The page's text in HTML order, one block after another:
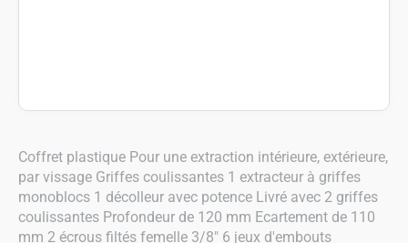
Coffret plastique Pour une extraction intérieure, extérieure,
par vissage Griffes coulissantes 1 extracteur à griffes
monoblocs 1 décolleur avec potence Livré avec 2 griffes
coulissantes Profondeur de 120 mm Ecartement de 110
mm 2 écrous filtés femelle 3/8" 6 jeux d'embouts